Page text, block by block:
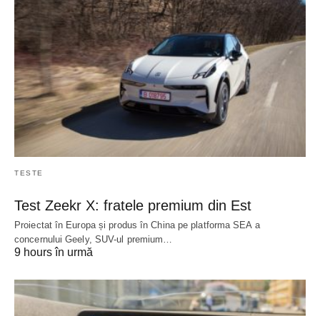
TESTE
Test Zeekr X: fratele premium din Est
Proiectat în Europa și produs în China pe platforma SEA a
concernului Geely, SUV-ul premium…
9 hours în urmă